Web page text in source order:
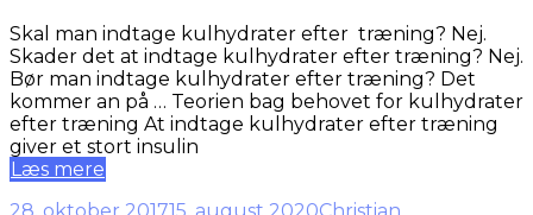
Skal man indtage kulhydrater efter træning? Nej.
Skader det at indtage kulhydrater efter træning? Nej.
Bør man indtage kulhydrater efter træning? Det
kommer an på … Teorien bag behovet for kulhydrater
efter træning At indtage kulhydrater efter træning
giver et stort insulin
Læs mere
28. oktober 201715. august 2020Christian